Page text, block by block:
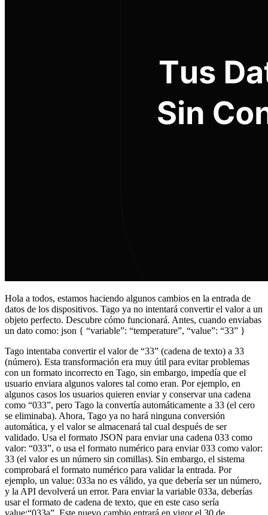
Hola a todos, estamos haciendo algunos cambios en la entrada de
datos de los dispositivos. Tago ya no intentará convertir el valor a un
objeto perfecto. Descubre cómo funcionará. Antes, cuando enviabas
un dato como: json { “variable”: “temperature”, “value”: “33” }
Tago intentaba convertir el valor de “33” (cadena de texto) a 33
(número). Esta transformación era muy útil para evitar problemas
con un formato incorrecto en Tago, sin embargo, impedía que el
usuario enviara algunos valores tal como eran. Por ejemplo, en
algunos casos los usuarios quieren enviar y conservar una cadena
como “033”, pero Tago la convertía automáticamente a 33 (el cero
se eliminaba). Ahora, Tago ya no hará ninguna conversión
automática, y el valor se almacenará tal cual después de ser
validado. Usa el formato JSON para enviar una cadena 033 como
valor: “033”, o usa el formato numérico para enviar 033 como valor:
33 (el valor es un número sin comillas). Sin embargo, el sistema
comprobará el formato numérico para validar la entrada. Por
ejemplo, un value: 033a no es válido, ya que debería ser un número,
y la API devolverá un error. Para enviar la variable 033a, deberías
usar el formato de cadena de texto, que en este caso sería
value:“033a”. Este nuevo cambio entrará en vigor el 30 de